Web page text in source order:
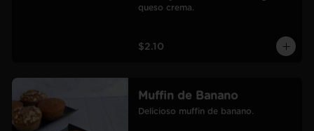
queso crema.
$2.10
Muffin de Banano
Delicioso muffin de banano.